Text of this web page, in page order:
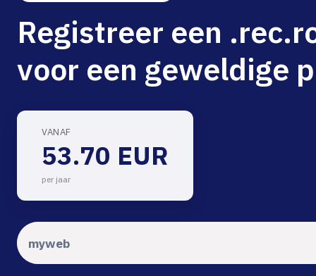
Domeinnaam verhuizen
gTLD-extensies
NGINX Hosting
Beheerde Cloud Virtuele Server
Registreer een
voor een geweldige
VANAF
53.70 EUR
per jaar